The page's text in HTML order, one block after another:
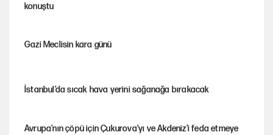
konuştu
Gazi Meclisin kara günü
İstanbul’da sıcak hava yerini sağanağa bırakacak
Avrupa'nın çöpü için Çukurova'yı ve Akdeniz'i feda etmeye